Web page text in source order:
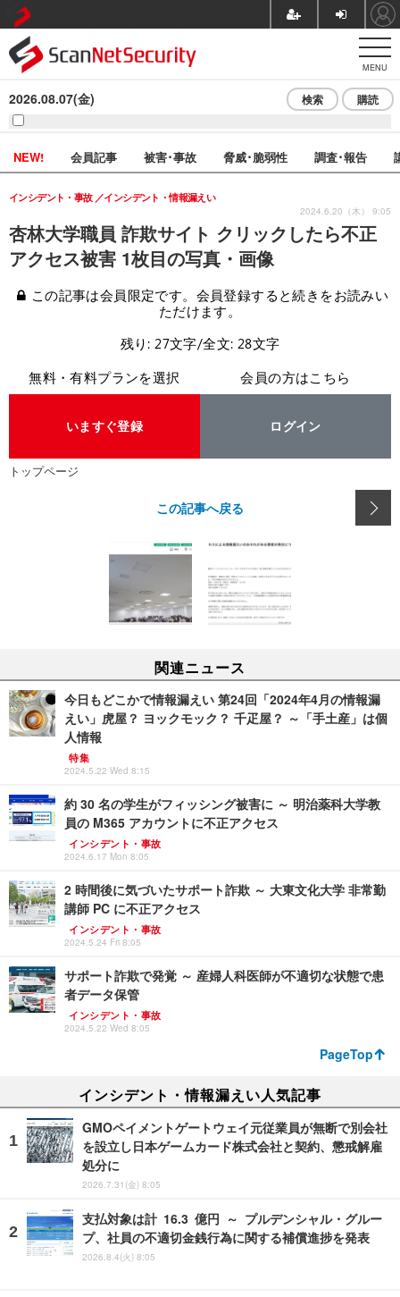
MENU
2026.08.07(金) 検索 購読
NEW! 会員記事 被害･事故 脅威･脆弱性 調査･報告
杏林大学職員 詐欺サイト クリックしたら不正
アクセス被害 1枚目の写真・画像
インシデント・事故 インシデント・情報漏えい
2024.6.20（木） 9:05
この記事は会員限定です。会員登録すると続きをお読みい
ただけます。
残り: 27文字/全文: 28文字
無料・有料プランを選択
いますぐ登録
会員の方はこちら
ログイン
トップページ
この記事へ戻る
関連ニュース
今日もどこかで情報漏えい 第24回「2024年4月の情報漏
えい」虎屋？ ヨックモック？ 千疋屋？ ～「手土産」は個
人情報
特集
2024.5.22 Wed 8:15
約 30 名の学生がフィッシング被害に ～ 明治薬科大学教
員の M365 アカウントに不正アクセス
インシデント・事故
2024.6.17 Mon 8:05
2 時間後に気づいたサポート詐欺 ～ 大東文化大学 非常勤
講師 PC に不正アクセス
インシデント・事故
2024.5.24 Fri 8:05
サポート詐欺で発覚 ～ 産婦人科医師が不適切な状態で患
者データ保管
インシデント・事故
2024.5.22 Wed 8:05
PageTop
インシデント・情報漏えい人気記事
GMOペイメントゲートウェイ元従業員が無断で別会社
を設立し日本ゲームカード株式会社と契約、懲戒解雇
処分に
2026.7.31(金) 8:05
支払対象は計 16.3 億円 ～ プルデンシャル・グルー
プ、社員の不適切金銭行為に関する補償進捗を発表
2026.8.4(火) 8:05